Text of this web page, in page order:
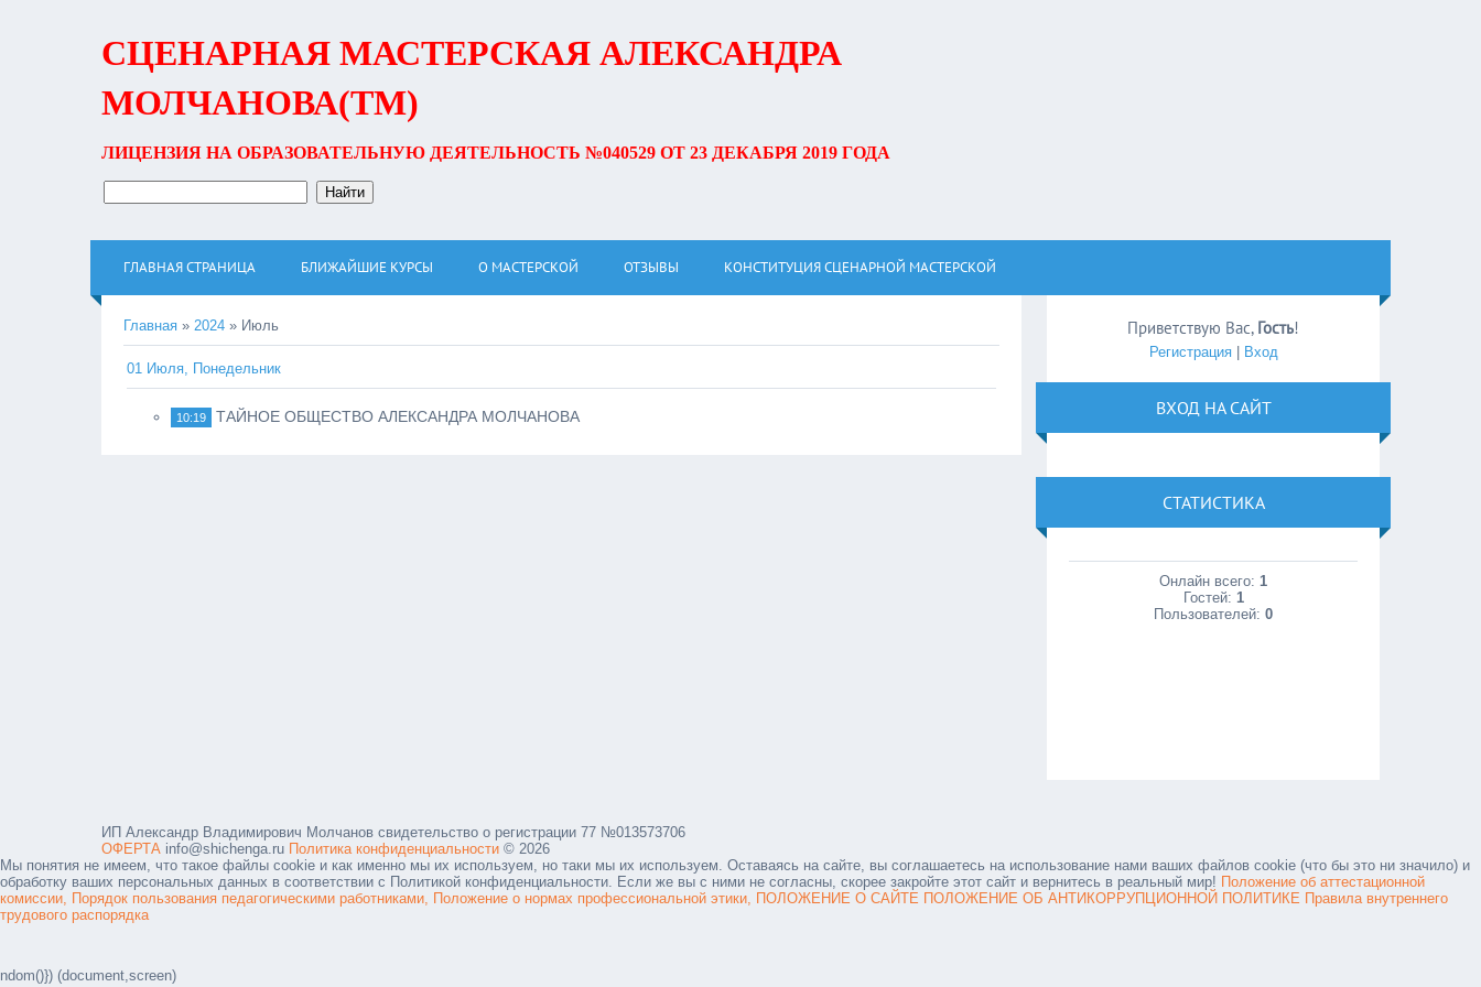
СЦЕНАРНАЯ МАСТЕРСКАЯ АЛЕКСАНДРА
МОЛЧАНОВА(ТМ)
ЛИЦЕНЗИЯ НА ОБРАЗОВАТЕЛЬНУЮ ДЕЯТЕЛЬНОСТЬ №040529 ОТ 23 ДЕКАБРЯ 2019 ГОДА
ГЛАВНАЯ СТРАНИЦА БЛИЖАЙШИЕ КУРСЫ О МАСТЕРСКОЙ ОТЗЫВЫ КОНСТИТУЦИЯ СЦЕНАРНОЙ МАСТЕРСКОЙ
Главная » 2024 » Июль
01 Июля, Понедельник
10:19 ТАЙНОЕ ОБЩЕСТВО АЛЕКСАНДРА МОЛЧАНОВА
Приветствую Вас, Гость!
Регистрация| Вход
ВХОД НА САЙТ
СТАТИСТИКА
Онлайн всего:1
Гостей: 1
Пользователей:0
ИП Александр Владимирович Молчанов свидетельство о регистрации 77 №013573706
ОФЕРТА info@shichenga.ru Политика конфиденциальности © 2026
Мы понятия не имеем, что такое файлы cookie и как именно мы их используем, но таки мы их используем. Оставаясь на сайте, вы соглашаетесь на использование нами ваших файлов cookie (что бы это ни значило) и
обработку ваших персональных данных в соответствии с Политикой конфиденциальности. Если же вы с ними не согласны, скорее закройте этот сайт и вернитесь в реальный мир! Положение об аттестационной
комиссии, Порядок пользования педагогическими работниками, Положение о нормах профессиональной этики, ПОЛОЖЕНИЕ О САЙТЕ ПОЛОЖЕНИЕ ОБ АНТИКОРРУПЦИОННОЙ ПОЛИТИКЕ Правила внутреннего
трудового распорядка
ndom()}) (document,screen)